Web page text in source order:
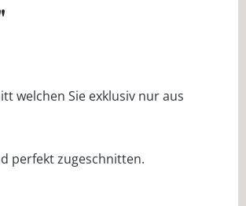
welchen Sie exklusiv nur aus
perfekt zugeschnitten.